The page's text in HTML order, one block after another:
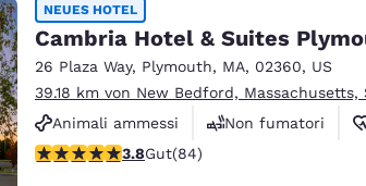
NEUES HOTEL
Cambria Hotel & Suites
26 Plaza Way, Plymouth, MA, 02360, US
39.18 km von New Bedford,
Animali ammessi
Non fumatori
3.82-Sterne-Bewertung. Gut. 84
3.8Gut(84)